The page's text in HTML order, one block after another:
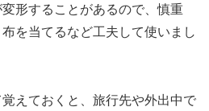
形することがあるので、慎重
を当てるなど工夫して使いまし
えておくと、旅行先や外出中で